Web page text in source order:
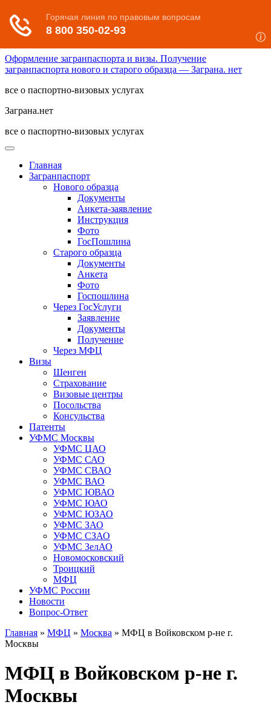
Оформление загранпаспорта и визы. Получение
загранпаспорта нового и старого образца — Заграна. нет
все о паспортно-визовых услугах
Заграна.нет
все о паспортно-визовых услугах
Главная
Загранпаспорт
Нового образца
Документы
Анкета-заявление
Инструкция
Фото
ГосПошлина
Старого образца
Документы
Анкета
Фото
Госпошлина
Через ГосУслуги
Заявление
Документы
Получение
Через МФЦ
Визы
Шенген
Страхование
Визовые центры
Посольства
Консульства
Патенты
УФМС Москвы
УФМС ЦАО
УФМС САО
УФМС СВАО
УФМС ВАО
УФМС ЮВАО
УФМС ЮАО
УФМС ЮЗАО
УФМС ЗАО
УФМС СЗАО
УФМС ЗелАО
Новомосковский
Троицкий
МФЦ
УФМС России
Новости
Вопрос-Ответ
Главная » МФЦ » Москва » МФЦ в Войковском р-не г.
Москвы
МФЦ в Войковском р-не г.
Москвы